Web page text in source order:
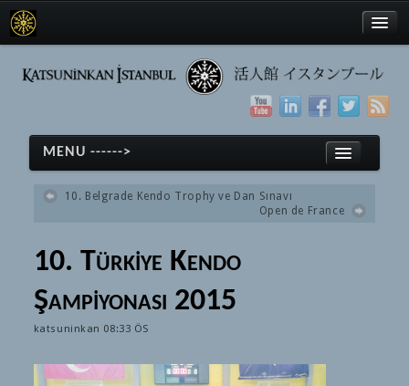
English
日本語
Kendo
Kendo
Tarihçe
MENU ------>
Türkçe
English
日本語
Anasayfa
10. Belgrade Kendo Trophy ve Dan Sınavı
Open de France
10. Türkiye Kendo
Şampiyonası 2015
katsuninkan 08:33 ÖS